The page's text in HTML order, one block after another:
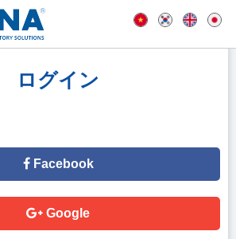
ログイン
Facebook
Google